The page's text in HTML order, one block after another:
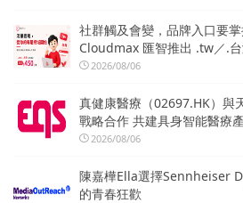
社群觸及會變，品牌入口要掌
Cloudmax 匯智推出 .tw／.
2026/08/06
真健康醫療（02697.HK）與
戰略合作 共建具身智能醫療
2026/08/06
陳嘉樺Ella選擇Sennheiser
的青春狂歡